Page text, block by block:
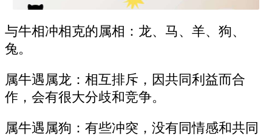
与牛相冲相克的属相：龙、马、羊、狗、
兔。
属牛遇属龙：相互排斥，因共同利益而合
作，会有很大分歧和竞争。
属牛遇属狗：有些冲突，没有同情感和共同